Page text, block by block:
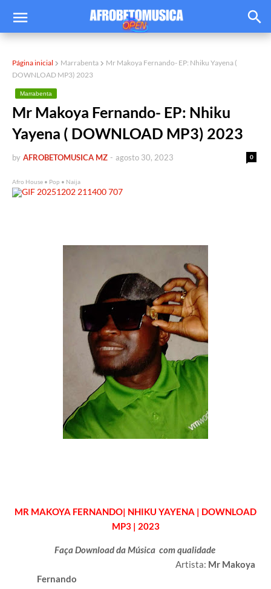
Página inicial Marrabenta
Mr Makoya Fernando- EP: Nhiku Yayena (
DOWNLOAD MP3) 2023
Marrabenta
Mr Makoya Fernando- EP: Nhiku
Yayena ( DOWNLOAD MP3) 2023
by AFROBETOMUSICA MZ 0
- agosto 30, 2023
Afro House • Pop • Naija
MR MAKOYA FERNANDO| NHIKU YAYENA | DOWNLOAD
MP3 | 2023
Faça Download da Música com qualidade
Artista: Mr Makoya
Fernando